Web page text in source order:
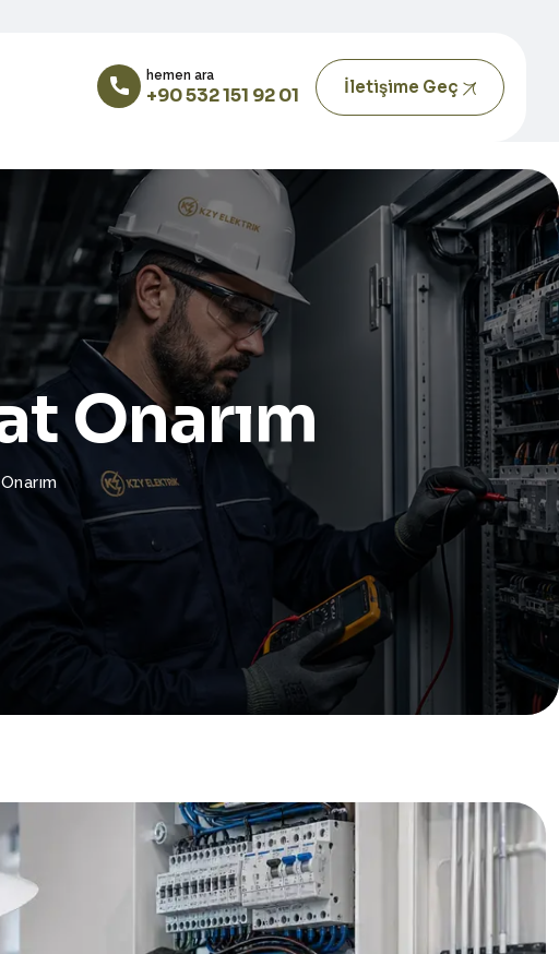
hemen ara
+90 532 151 92 01 İletişime Geç
Onarım